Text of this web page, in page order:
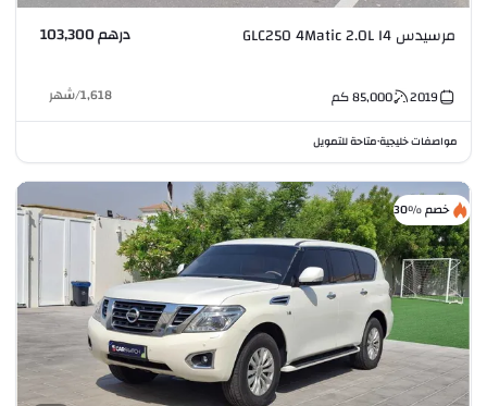
مرسيدس GLC250 4Matic 2.0L I4 درهم 103,300
2019
85,000كم 1,618
/شهر
مواصفات خليجية•متاحة للتمويل
خصم %30